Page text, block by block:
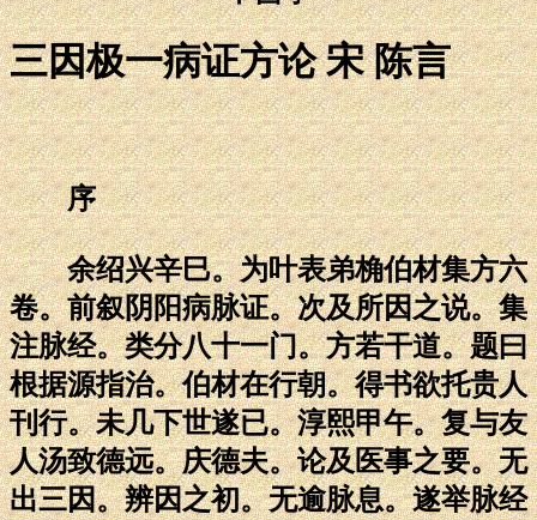
三因极一病证方论 宋 陈言
序
余绍兴辛巳。为叶表弟桷伯材集方六
卷。前叙阴阳病脉证。次及所因之说。集
注脉经。类分八十一门。方若干道。题曰
根据源指治。伯材在行朝。得书欲托贵人
刊行。未几下世遂已。淳熙甲午。复与友
人汤致德远。庆德夫。论及医事之要。无
出三因。辨因之初。无逾脉息。遂举脉经